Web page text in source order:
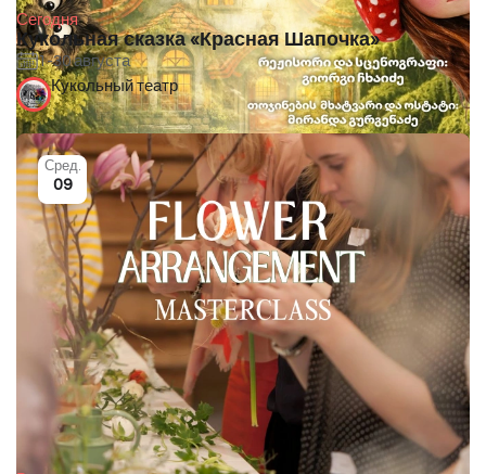
Сегодня
Кукольная сказка «Красная Шапочка»
1-30 августа
Кукольный театр
Сред.
09